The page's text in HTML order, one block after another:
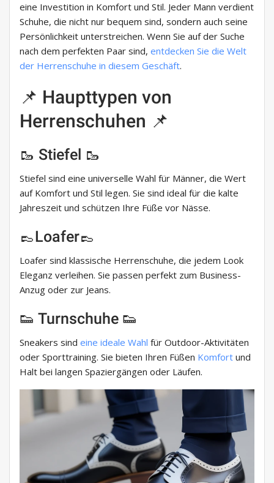
eine Investition in Komfort und Stil. Jeder Mann verdient
Schuhe, die nicht nur bequem sind, sondern auch seine
Persönlichkeit unterstreichen. Wenn Sie auf der Suche
nach dem perfekten Paar sind, entdecken Sie die Welt
der Herrenschuhe in diesem Geschäft.
📌 Haupttypen von
Herrenschuhen 📌
🥾 Stiefel 🥾
Stiefel sind eine universelle Wahl für Männer, die Wert
auf Komfort und Stil legen. Sie sind ideal für die kalte
Jahreszeit und schützen Ihre Füße vor Nässe.
👞Loafer👞
Loafer sind klassische Herrenschuhe, die jedem Look
Eleganz verleihen. Sie passen perfekt zum Business-
Anzug oder zur Jeans.
👟 Turnschuhe 👟
Sneakers sind eine ideale Wahl für Outdoor-Aktivitäten
oder Sporttraining. Sie bieten Ihren Füßen Komfort und
Halt bei langen Spaziergängen oder Läufen.